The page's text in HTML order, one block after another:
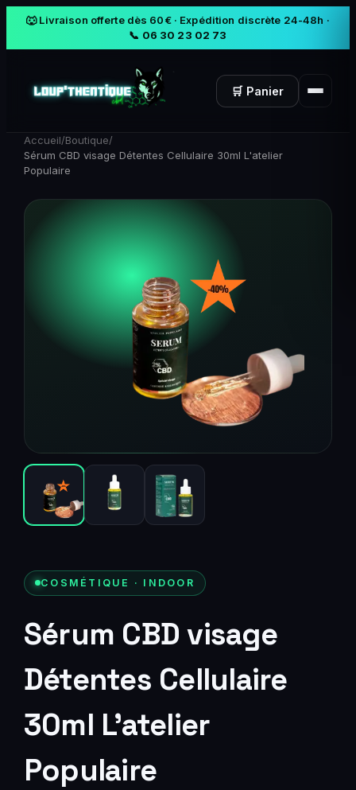
🐺 Livraison offerte dès 60€ · Expédition discrète 24-48h ·
📞 06 30 23 02 73
🛒 Panier
Accueil/Boutique/
Sérum CBD visage Détentes Cellulaire 30ml L'atelier
Populaire
COSMÉTIQUE · INDOOR
Sérum CBD visage
Détentes Cellulaire
30ml L'atelier
Populaire